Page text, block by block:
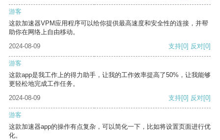
游客
这款加速器VPM应用程序可以给你提供最高速度和安全性的连接，并帮
助你在网络上自由移动。
2024-08-09
支持[0] 反对[0]
游客
这款app是我工作上的得力助手，让我的工作效率提高了50%，让我能够
更轻松地完成工作任务。
2024-08-09
支持[0] 反对[0]
游客
这款加速器app的操作有点复杂，可以简化一下，比如将设置页面进行优
化。